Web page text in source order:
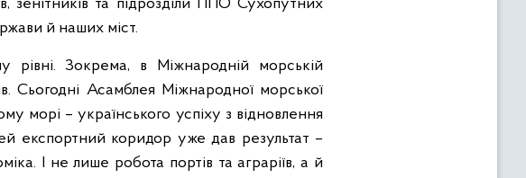
зенітників та підрозділи ППО Сухопутних
й наших міст.
рівні. Зокрема, в Міжнародній морській
Сьогодні Асамблея Міжнародної морської
морі – українського успіху з відновлення
експортний коридор уже дав результат –
І не лише робота портів та аграріїв, а й